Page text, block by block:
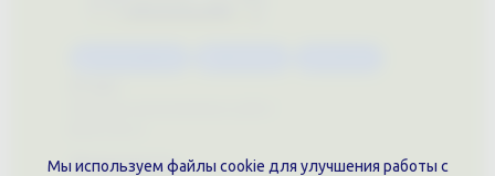
Документы
Мы используем файлы cookie для улучшения работы с